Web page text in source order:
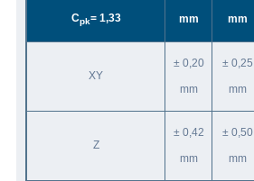
Cpk= 1,33 mm mm
XY
± 0,20
mm
± 0,25
mm
Z
± 0,42
mm
± 0,50
mm